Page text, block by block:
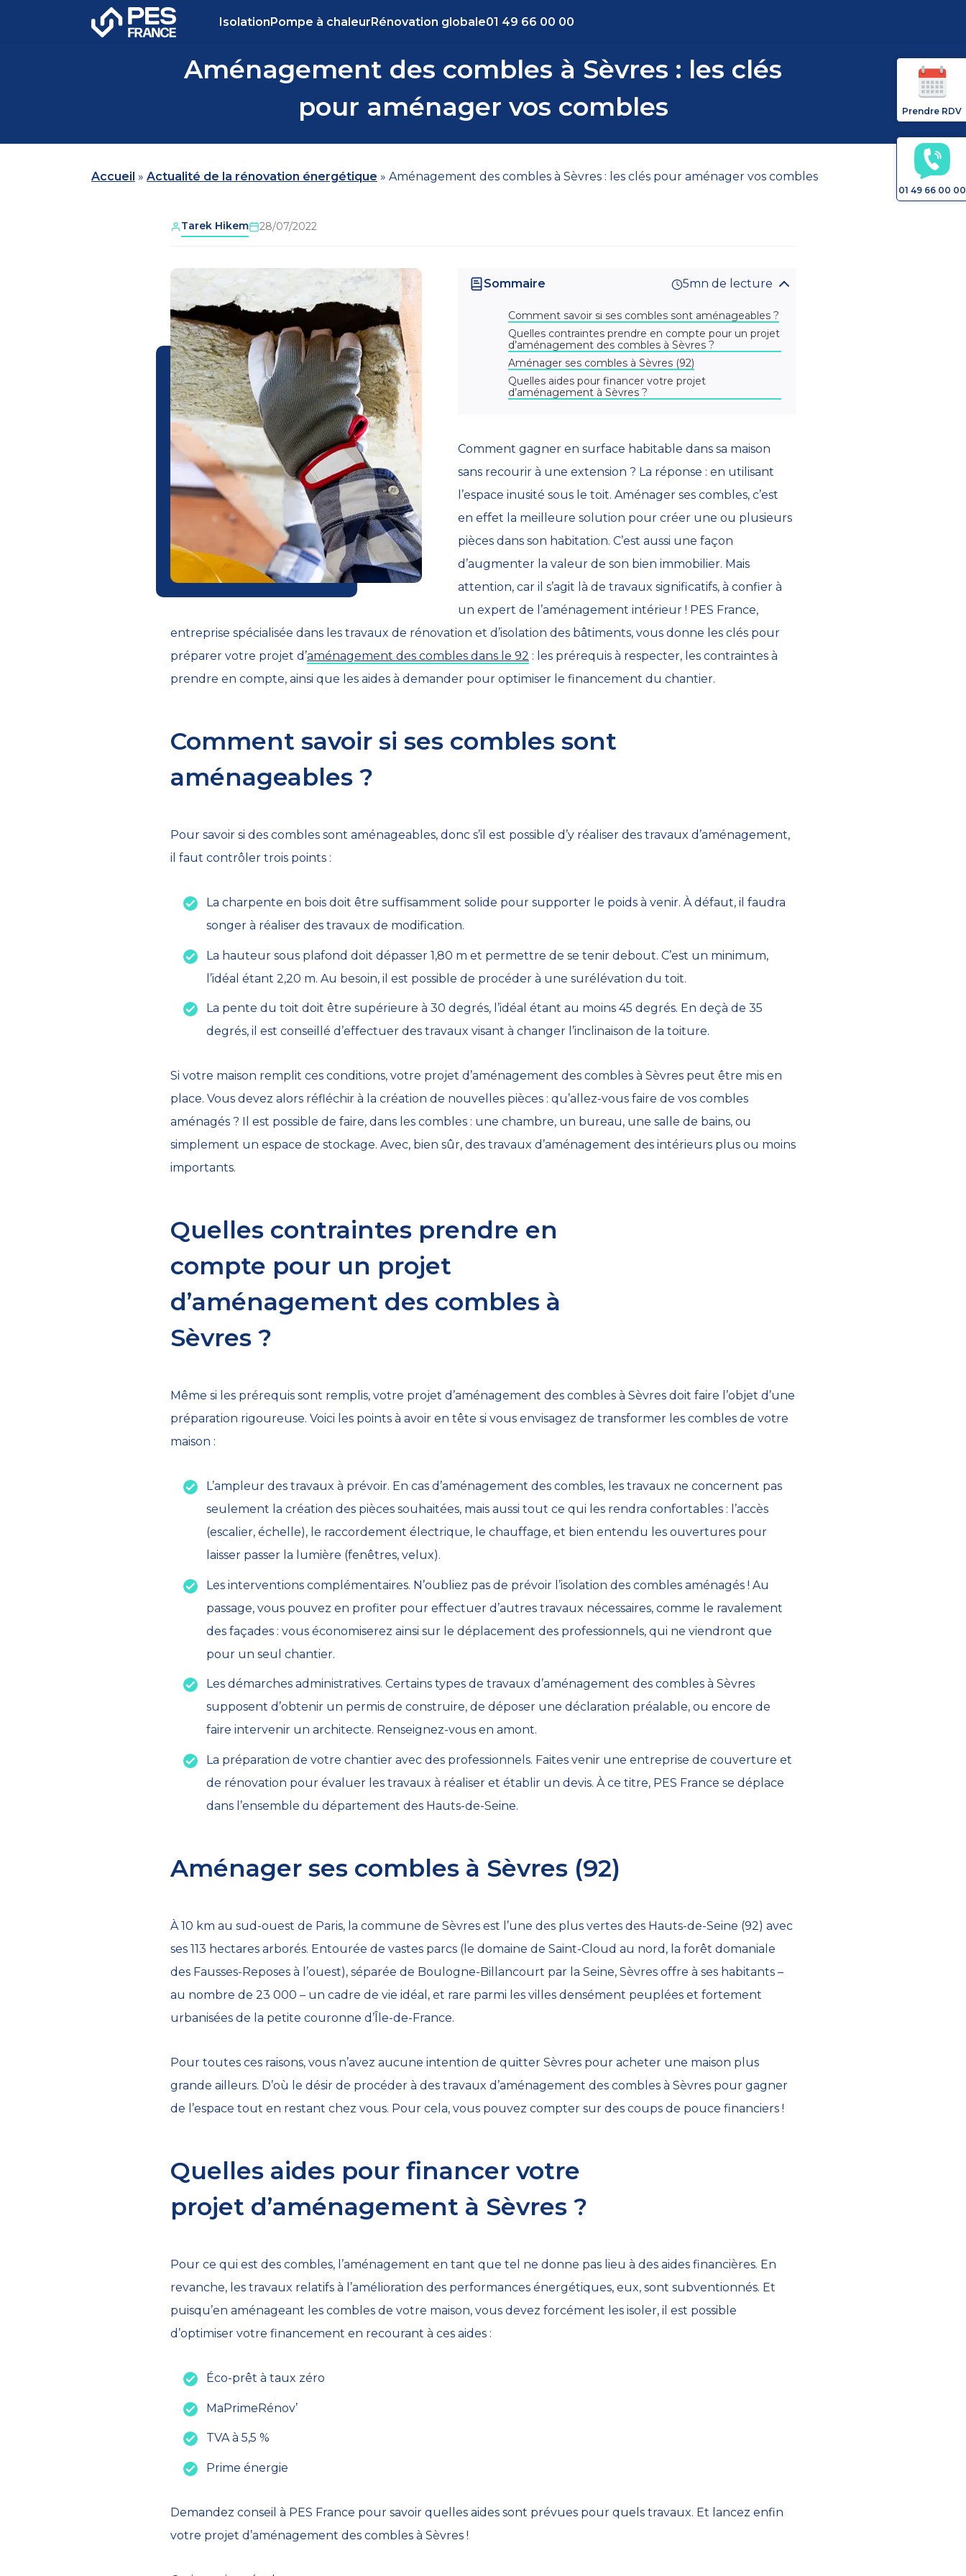
IsolationPompe à chaleurRénovation globale01 49 66 00 00
Aménagement des combles à Sèvres : les clés
pour aménager vos combles
Accueil » Actualité de la rénovation énergétique » Aménagement des combles à Sèvres : les clés pour aménager vos combles
Tarek Hikem 28/07/2022
Sommaire 5mn de lecture
Comment savoir si ses combles sont aménageables ?
Quelles contraintes prendre en compte pour un projet
d’aménagement des combles à Sèvres ?
Aménager ses combles à Sèvres (92)
Quelles aides pour financer votre projet
d’aménagement à Sèvres ?
Comment gagner en surface habitable dans sa maison
sans recourir à une extension ? La réponse : en utilisant
l’espace inusité sous le toit. Aménager ses combles, c’est
en effet la meilleure solution pour créer une ou plusieurs
pièces dans son habitation. C’est aussi une façon
d’augmenter la valeur de son bien immobilier. Mais
attention, car il s’agit là de travaux significatifs, à confier à
un expert de l’aménagement intérieur ! PES France,
entreprise spécialisée dans les travaux de rénovation et d’isolation des bâtiments, vous donne les clés pour
préparer votre projet d’aménagement des combles dans le 92 : les prérequis à respecter, les contraintes à
prendre en compte, ainsi que les aides à demander pour optimiser le financement du chantier.
Comment savoir si ses combles sont
aménageables ?
Pour savoir si des combles sont aménageables, donc s’il est possible d’y réaliser des travaux d’aménagement,
il faut contrôler trois points :
La charpente en bois doit être suffisamment solide pour supporter le poids à venir. À défaut, il faudra
songer à réaliser des travaux de modification.
La hauteur sous plafond doit dépasser 1,80 m et permettre de se tenir debout. C’est un minimum,
l’idéal étant 2,20 m. Au besoin, il est possible de procéder à une surélévation du toit.
La pente du toit doit être supérieure à 30 degrés, l’idéal étant au moins 45 degrés. En deçà de 35
degrés, il est conseillé d’effectuer des travaux visant à changer l’inclinaison de la toiture.
Si votre maison remplit ces conditions, votre projet d’aménagement des combles à Sèvres peut être mis en
place. Vous devez alors réfléchir à la création de nouvelles pièces : qu’allez-vous faire de vos combles
aménagés ? Il est possible de faire, dans les combles : une chambre, un bureau, une salle de bains, ou
simplement un espace de stockage. Avec, bien sûr, des travaux d’aménagement des intérieurs plus ou moins
importants.
Quelles contraintes prendre en
compte pour un projet
d’aménagement des combles à
Sèvres ?
Même si les prérequis sont remplis, votre projet d’aménagement des combles à Sèvres doit faire l’objet d’une
préparation rigoureuse. Voici les points à avoir en tête si vous envisagez de transformer les combles de votre
maison :
L’ampleur des travaux à prévoir. En cas d’aménagement des combles, les travaux ne concernent pas
seulement la création des pièces souhaitées, mais aussi tout ce qui les rendra confortables : l’accès
(escalier, échelle), le raccordement électrique, le chauffage, et bien entendu les ouvertures pour
laisser passer la lumière (fenêtres, velux).
Les interventions complémentaires. N’oubliez pas de prévoir l’isolation des combles aménagés ! Au
passage, vous pouvez en profiter pour effectuer d’autres travaux nécessaires, comme le ravalement
des façades : vous économiserez ainsi sur le déplacement des professionnels, qui ne viendront que
pour un seul chantier.
Les démarches administratives. Certains types de travaux d’aménagement des combles à Sèvres
supposent d’obtenir un permis de construire, de déposer une déclaration préalable, ou encore de
faire intervenir un architecte. Renseignez-vous en amont.
La préparation de votre chantier avec des professionnels. Faites venir une entreprise de couverture et
de rénovation pour évaluer les travaux à réaliser et établir un devis. À ce titre, PES France se déplace
dans l’ensemble du département des Hauts-de-Seine.
Aménager ses combles à Sèvres (92)
À 10 km au sud-ouest de Paris, la commune de Sèvres est l’une des plus vertes des Hauts-de-Seine (92) avec
ses 113 hectares arborés. Entourée de vastes parcs (le domaine de Saint-Cloud au nord, la forêt domaniale
des Fausses-Reposes à l’ouest), séparée de Boulogne-Billancourt par la Seine, Sèvres offre à ses habitants –
au nombre de 23 000 – un cadre de vie idéal, et rare parmi les villes densément peuplées et fortement
urbanisées de la petite couronne d’Île-de-France.
Pour toutes ces raisons, vous n’avez aucune intention de quitter Sèvres pour acheter une maison plus
grande ailleurs. D’où le désir de procéder à des travaux d’aménagement des combles à Sèvres pour gagner
de l’espace tout en restant chez vous. Pour cela, vous pouvez compter sur des coups de pouce financiers !
Quelles aides pour financer votre
projet d’aménagement à Sèvres ?
Pour ce qui est des combles, l’aménagement en tant que tel ne donne pas lieu à des aides financières. En
revanche, les travaux relatifs à l’amélioration des performances énergétiques, eux, sont subventionnés. Et
puisqu’en aménageant les combles de votre maison, vous devez forcément les isoler, il est possible
d’optimiser votre financement en recourant à ces aides :
Éco-prêt à taux zéro
MaPrimeRénov’
TVA à 5,5 %
Prime énergie
Demandez conseil à PES France pour savoir quelles aides sont prévues pour quels travaux. Et lancez enfin
votre projet d’aménagement des combles à Sèvres !
Prendre RDV
01 49 66 00 00